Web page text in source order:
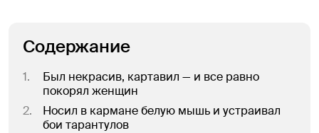
Содержание
1.
Был некрасив, картавил — и все равно
покорял женщин
2.
Носил в кармане белую мышь и устраивал
бои тарантулов